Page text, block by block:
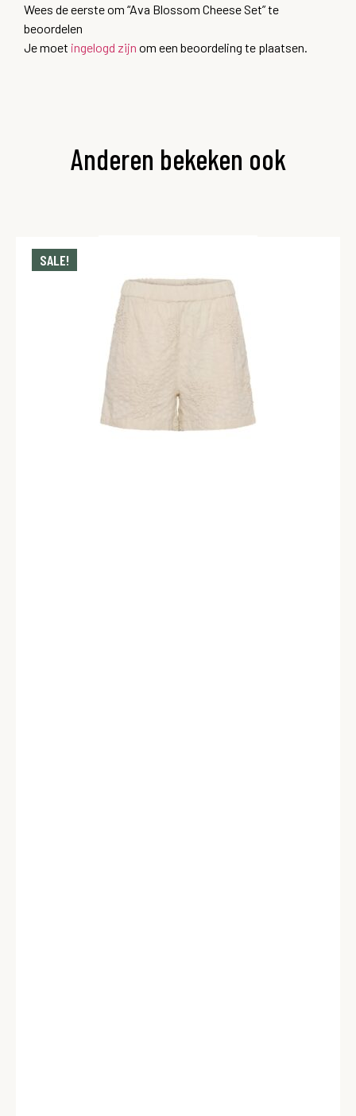
Wees de eerste om “Ava Blossom Cheese Set” te
beoordelen
Je moet ingelogd zijn om een beoordeling te plaatsen.
Anderen bekeken ook
SALE!